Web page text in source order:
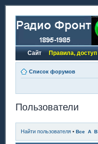
Сайт Правила, доступ
Список форумов
Пользователи
Найти пользователя • Все A B